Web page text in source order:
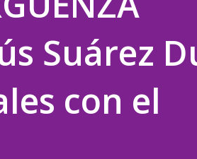
Suárez
con el